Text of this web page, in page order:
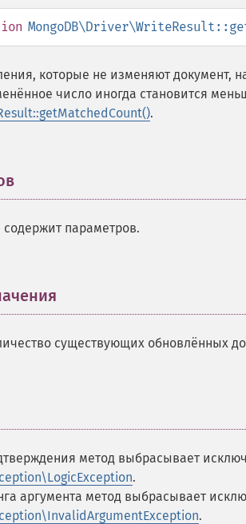
которые не изменяют документ,
число иногда становится
.
параметров.
существующих обновлённых
метод выбрасывает
.
аргумента метод выбрасывает
.